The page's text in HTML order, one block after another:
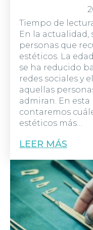
Tiempo de
En la actualidad,
personas que
estéticos. La
se ha reducido
redes sociales y
aquellas
admiran. En
contaremos
estéticos más…
LEER MÁS